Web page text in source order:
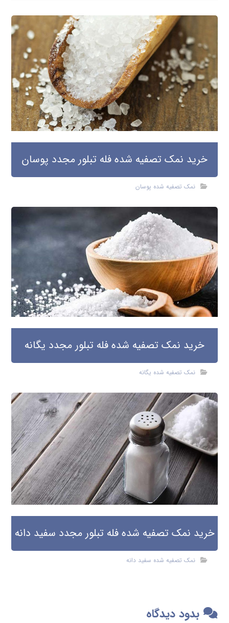
خرید نمک تصفیه شده فله تبلور مجدد پوسان
نمک تصفیه شده پوسان
خرید نمک تصفیه شده فله تبلور مجدد یگانه
نمک تصفیه شده یگانه
خرید نمک تصفیه شده فله تبلور مجدد سفید دانه
نمک تصفیه شده سفید دانه
بدود دیدگاه